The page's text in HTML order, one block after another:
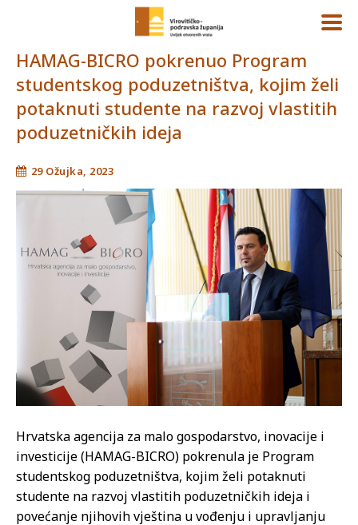
HAMAG-BICRO pokrenuo Program
studentskog poduzetništva, kojim želi
potaknuti studente na razvoj vlastitih
poduzetničkih ideja
29 Ožujka, 2023
Hrvatska agencija za malo gospodarstvo, inovacije i
investicije (HAMAG-BICRO) pokrenula je Program
studentskog poduzetništva, kojim želi potaknuti
studente na razvoj vlastitih poduzetničkih ideja i
povećanje njihovih vještina u vođenju i upravljanju